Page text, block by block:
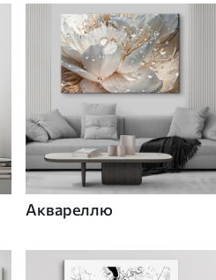
Аквареллю